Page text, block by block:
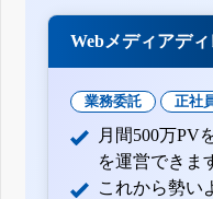
Webメディアデ
業務委託 正社
月間500万PV
を運営できま
これから勢い